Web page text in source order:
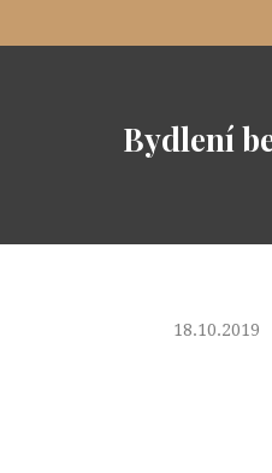
Bydlení
18.10.2019